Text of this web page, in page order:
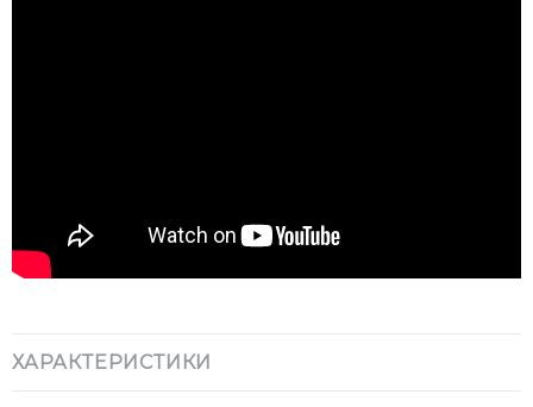
ХАРАКТЕРИСТИКИ